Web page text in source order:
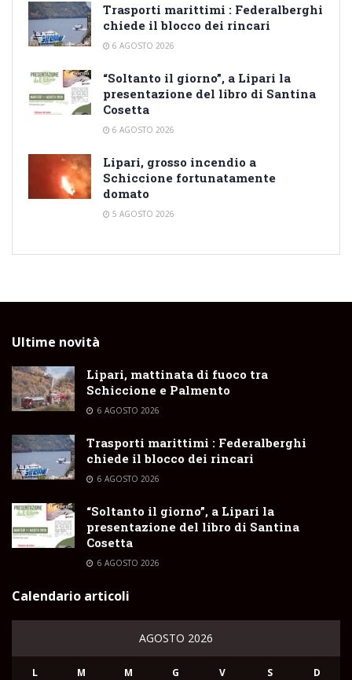
Trasporti marittimi : Federalberghi
chiede il blocco dei rincari
6 AGOSTO 2026
“Soltanto il giorno”, a Lipari la
presentazione del libro di Santina
Cosetta
6 AGOSTO 2026
Lipari, grosso incendio a
Schiccione fortunatamente
domato
5 AGOSTO 2026
Ultime novità
Lipari, mattinata di fuoco tra
Schiccione e Palmento
6 AGOSTO 2026
Trasporti marittimi : Federalberghi
chiede il blocco dei rincari
6 AGOSTO 2026
“Soltanto il giorno”, a Lipari la
presentazione del libro di Santina
Cosetta
6 AGOSTO 2026
Calendario articoli
AGOSTO 2026
L M M G V S D